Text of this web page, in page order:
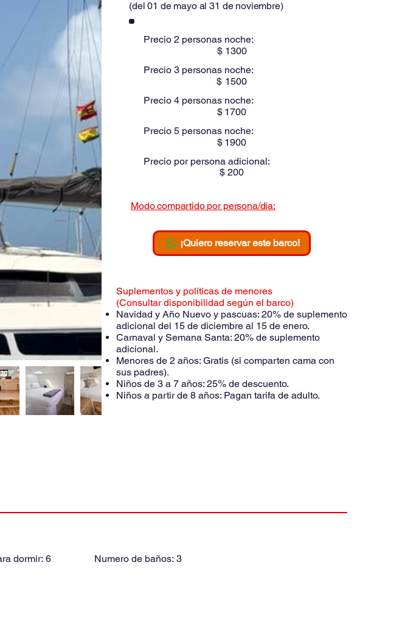
(del 01 de mayo al 31 de noviembre)
Precio 2 personas noche:
$ 1300
Precio 3 personas noche:
$ 1500
Precio 4 personas noche:
$ 1700
Precio 5 personas noche:
$ 1900
Precio por persona adicional:
$200
Modo compartido por persona/día:
¡Quiero reservar este barco!
Suplementos y políticas de menores
(Consultar disponibilidad según el barco)
Navidad y Año Nuevo y pascuas: 20% de suplemento
adicional del 15 de diciembre al 15 de enero.
Carnaval y Semana Santa: 20% de suplemento
adicional.
Menores de 2 años: Gratis (si comparten cama con
sus padres).
Niños de 3 a 7 años: 25% de descuento.
Niños a partir de 8 años: Pagan tarifa de adulto.
dormir: 6 Numero de baños: 3